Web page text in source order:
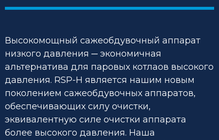
Высокомощный сажеобдувочный аппарат
низкого давления ─ экономичная
альтернатива для паровых котлаов высокого
давления. RSP-H является нашим новым
поколением сажеобдувочных аппаратов,
обеспечивающих силу очистки,
эквивалентную силе очистки аппарата
более высокого давления. Наша